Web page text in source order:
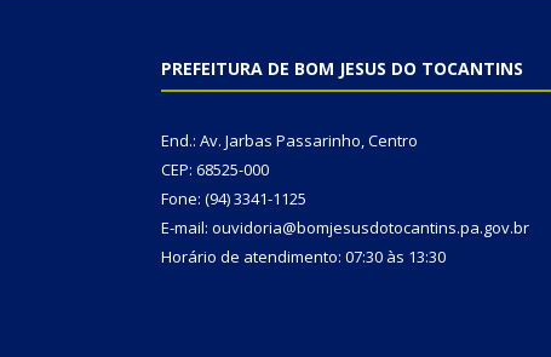
PREFEITURA DE BOM JESUS DO TOCANTINS
End.: Av. Jarbas Passarinho, Centro
CEP: 68525-000
Fone: (94) 3341-1125
E-mail: ouvidoria@bomjesusdotocantins.pa.gov.br
Horário de atendimento: 07:30 às 13:30